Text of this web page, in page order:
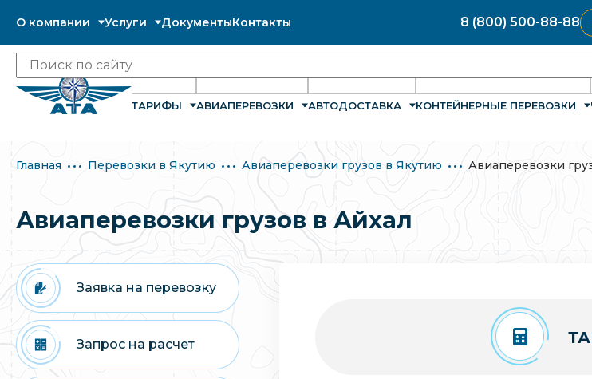
О компании Услуги ДокументыКонтакты 8 (800) 500-88-88
ТАРИФЫ АВИАПЕРЕВОЗКИ АВТОДОСТАВКА КОНТЕЙНЕРНЫЕ ПЕРЕВОЗКИ
Главная Перевозки в Якутию Авиаперевозки грузов в Якутию Авиаперевозки
Авиаперевозки грузов в Айхал
Заявка на перевозку
Запрос на расчет